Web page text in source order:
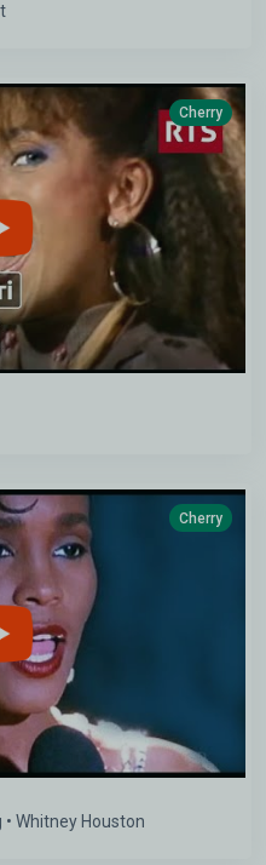
Cherry
Cherry
Whitney Houston